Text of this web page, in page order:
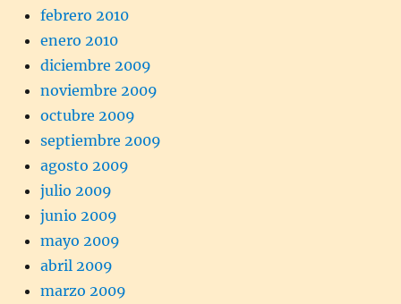
febrero 2010
enero 2010
diciembre 2009
noviembre 2009
octubre 2009
septiembre 2009
agosto 2009
julio 2009
junio 2009
mayo 2009
abril 2009
marzo 2009